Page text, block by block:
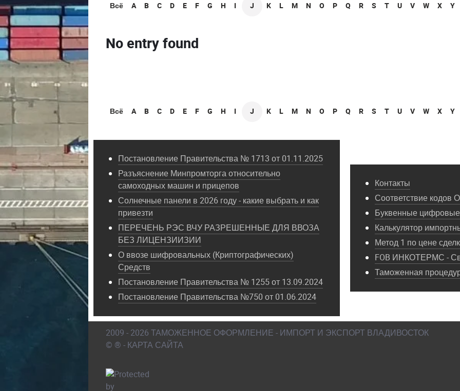
Всё A B C D E F G H I J K L M N O P Q R S T U V W X Y
No entry found
Всё A B C D E F G H I J K L M N O P Q R S T U V W X Y
Постановление Правительства № 1713 от 01.11.2025
Разъяснение Минпромторга относительно
самоходных машин и прицепов
Солнечные панели в 2026 году - какие выбрать и как
привезти
ПЕРЕЧЕНЬ РЭС ВЧУ РАЗРЕШЕННЫЕ ДЛЯ ВВОЗА
БЕЗ ЛИЦЕНЗИИЗИИ
О ввозе шифровальных (Криптографических)
Средств
Постановление Правительства № 1255 от 13.09.2024
Постановление Правительства №750 от 01.06.2024
Контакты
Соответствие
Буквенные
Калькулятор
Метод 1 по цене
FOB ИНКОТЕРМС -
Таможенная
2009 - 2026 ТАМОЖЕННОЕ ОФОРМЛЕНИЕ - ИМПОРТ И ЭКСПОРТ ВЛАДИВОСТОК
© ® - КАРТА САЙТА